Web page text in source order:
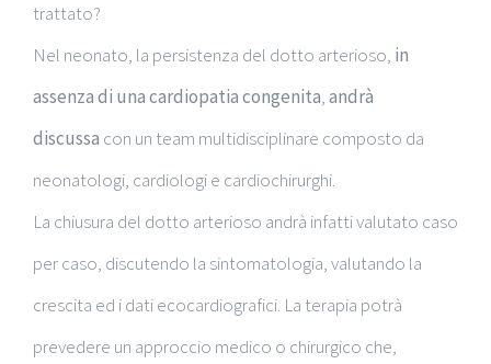
trattato?
Nel neonato, la persistenza del dotto arterioso, in
assenza di una cardiopatia congenita,andrà
discussa con un team multidisciplinare composto da
neonatologi, cardiologi e cardiochirurghi.
La chiusura del dotto arterioso andrà infatti valutato caso
per caso, discutendo la sintomatologia, valutando la
crescita ed i dati ecocardiografici. La terapia potrà
prevedere un approccio medico o chirurgico che,